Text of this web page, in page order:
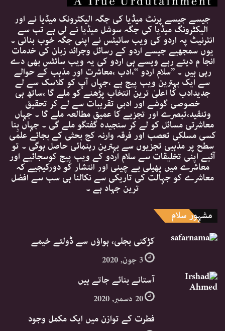
جیسے جیسے پرنٹ میڈیا کی جگہ الیکٹرونک میڈیا نے اور
الیکٹرونگ میڈیا کی جگہ سوشل میڈیا نے لی ہے تب سے
انٹرنیٹ پہ اردو کی ویب سائیٹس نے اپنی جگہ خوب بنائی ۔
یوں سمجھیے جیسے اردو کے رسائل وجرائد زبان کی خدمات
انجا م دیتے رہے ویسے ہی اردو کی یہ ویب سائٹس بھی دے
رہی ہیں ۔ ’’سلام اردو ‘‘،ادب ،معاشرت اور مذہب کے حوالے
سے ایک بہترین ویب پیج ہے ،جہاں آپ کو کلاسک سے لے
جدیدادب کا اعلیٰ ترین انتخاب پڑھنے کو ملے گا ،ساتھ ہی
خصوصی گوشے اور ادبی تقریبات سے لے کر تحقیق
وتنقید،تبصرے اور تجزیے کا عمیق مطالعہ ملے گا ۔ جہاں
معاشرتی مسائل کو لے کر سنجیدہ گفتگو ملے گی ۔ جہاں بِنا
کسی مسلکی تعصب اور فرقہ وارنہ کج بحثی کے بجائے علمی
سطح پر مذہبی تجزیوں سے بہترین رہنمائی حاصل ہوگی ۔ تو
آئیے اپنی تخلیقات سے سلام اردو کے ویب پیج کوسجائیے اور
معاشرے میں پھیلی بے چینی اور انتشار کو دورکیجیے کہ
معاشرے کو جہالت کی تاریکی سے نکالنا ہی سب سے افضل
ترین جہاد ہے ۔
مشہور سلام
کڑکتی بجلی، ہواؤں سے ڈولتے خیمے
3 جون, 2020
آستانے بنائے جاتے ہیں
20 دسمبر, 2020
فطرت کے توازن میں ایک مکمل وجود